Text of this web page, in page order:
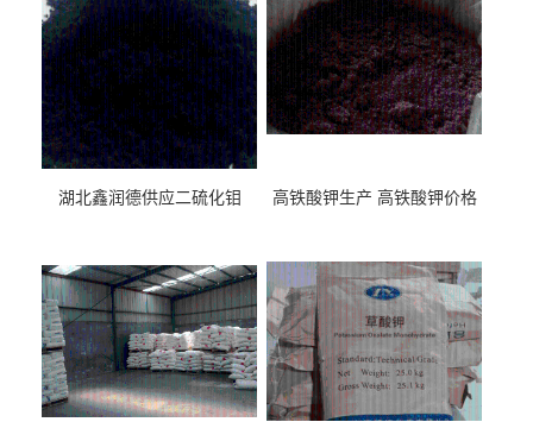
湖北鑫润德供应二硫化钼 高铁酸钾生产 高铁酸钾价格